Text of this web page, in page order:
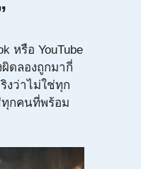
หรือ YouTube
ดลองถูกมากี่
งว่าไม่ใช่ทุก
กคนที่พร้อม